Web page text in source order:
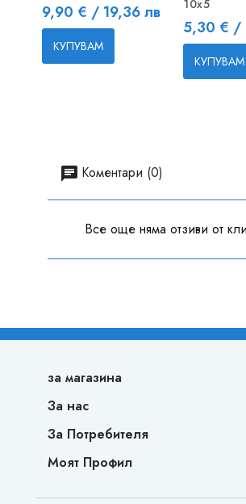
Цена
9,90 € / 19,36 лв
КУПУВАМ
10x5
Цена
5,30 € /
КУПУВАМ
Коментари (0)
Все още няма отзиви от
за магазина
За нас
За Потребителя
Моят Профил